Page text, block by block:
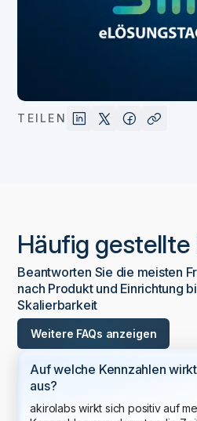
TEILEN
Häufig gestellte
Beantworten Sie die meisten
nach Produkt und Einrichtung
Skalierbarkeit
Weitere FAQs anzeigen
Auf welche Kennzahlen
aus?
akirolabs wirkt sich positiv auf